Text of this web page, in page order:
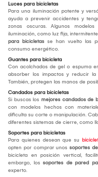
Luces para bicicletas
Para una iluminación potente y
ayuda a prevenir accidentes y
zonas oscuras. Algunos
iluminación, como luz fija,
para bicicletas se han vuelto las
consumo energético.
Guantes para bicicleta
Con acolchados de gel o espuma
absorber los impactos y reducir
También, protegen las manos de
Candados para bicicletas
Si buscas los mejores candados de
con modelos hechos con
dificulta su corte o manipulación.
diferentes sistemas de cierre, como
Soportes para bicicletas
Para quienes desean que su
opten por comprar unos soportes
bicicleta en posición vertical,
embargo, los soportes de pared
experto.